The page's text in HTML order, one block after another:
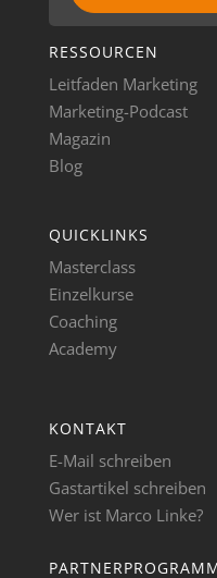
RESSOURCEN
Leitfaden Marketing
Marketing-Podcast
Magazin
Blog
QUICKLINKS
Masterclass
Einzelkurse
Coaching
Academy
KONTAKT
E-Mail schreiben
Gastartikel schreiben
Wer ist Marco Linke?